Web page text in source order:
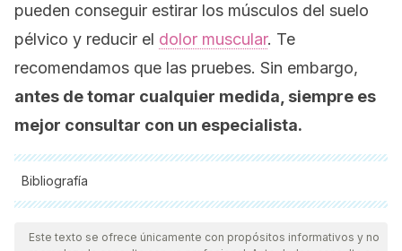
pueden conseguir estirar los músculos del suelo
pélvico y reducir el dolor muscular. Te
recomendamos que las pruebes. Sin embargo,
antes de tomar cualquier medida, siempre es
mejor consultar con un especialista.
Bibliografía
Todas las fuentes citadas fueron revisadas a profundidad por
nuestro equipo, para asegurar su calidad, confiabilidad,
Este texto se ofrece únicamente con propósitos informativos y no